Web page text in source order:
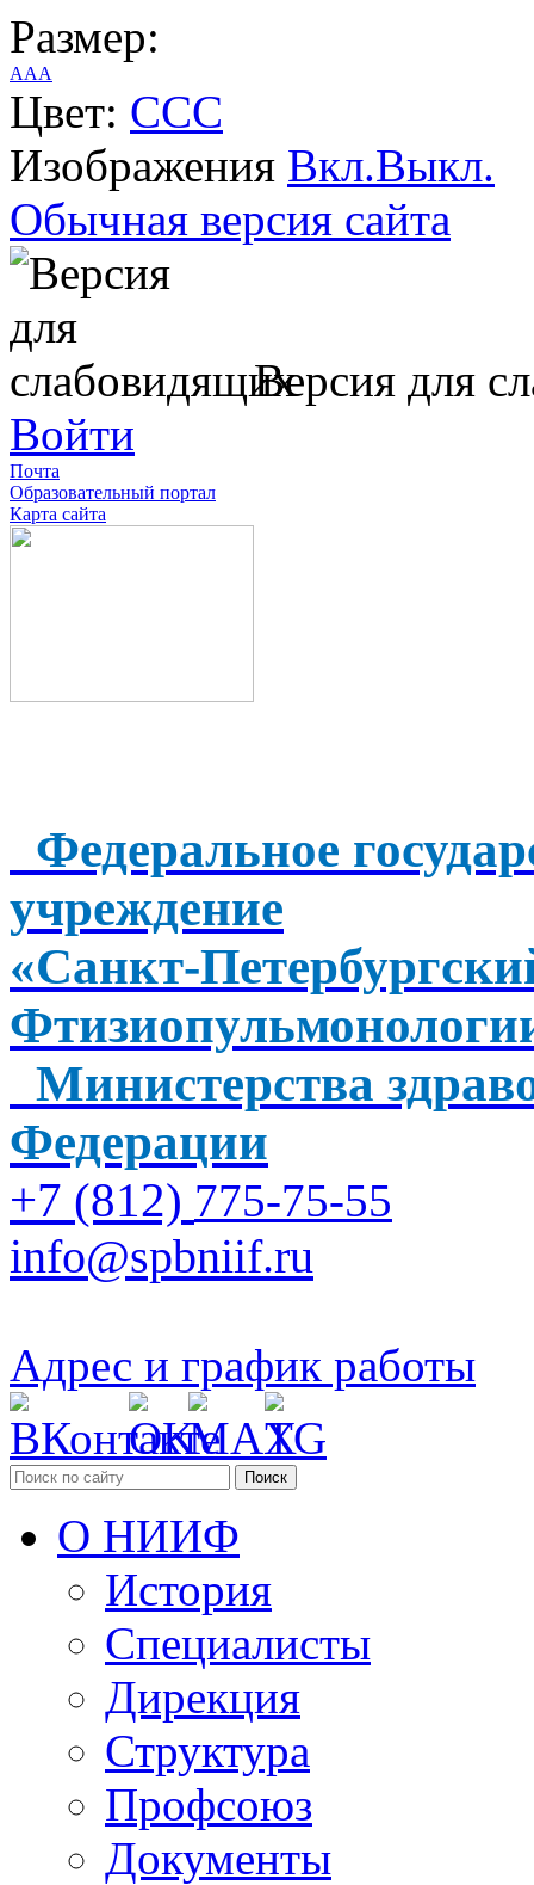
Размер:
AAA
Цвет: CCC
Изображения Вкл.Выкл.
Обычная версия сайта
Версия для
Войти
Почта
Образовательный портал
Карта сайта
Федеральное
учреждение
«Санкт-
Министерства
Федерации
+7 (812) 775-75-55
info@spbniif.ru
Адрес и график работы
Поиск
О НИИФ
История
Специалисты
Дирекция
Структура
Профсоюз
Документы